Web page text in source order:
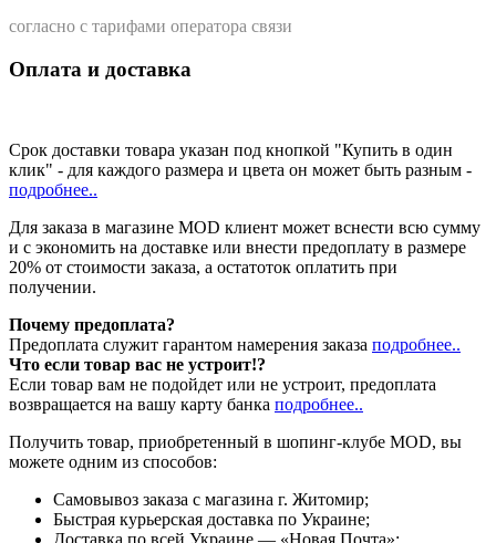
согласно с тарифами оператора связи
Оплата и доставка
Срок доставки товара указан под кнопкой "Купить в один
клик" - для каждого размера и цвета он может быть разным -
подробнее..
Для заказа в магазине MOD клиент может вснести всю сумму
и с экономить на доставке или внести предоплату в размере
20% от стоимости заказа, а остатоток оплатить при
получении.
Почему предоплата?
Предоплата служит гарантом намерения заказа подробнее..
Что если товар вас не устроит!?
Если товар вам не подойдет или не устроит, предоплата
возвращается на вашу карту банка подробнее..
Получить товар, приобретенный в шопинг-клубе MOD, вы
можете одним из способов:
Cамовывоз заказа с магазина г. Житомир;
Быстрая курьерская доставка по Украине;
Доставка по всей Украине — «Новая Почта»;